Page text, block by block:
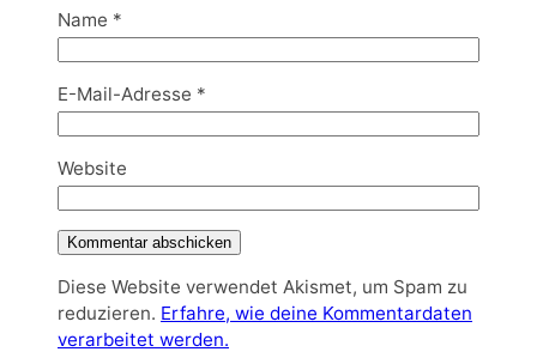
Name *
E-Mail-Adresse *
Website
Diese Website verwendet Akismet, um Spam zu
reduzieren. Erfahre, wie deine Kommentardaten
verarbeitet werden.